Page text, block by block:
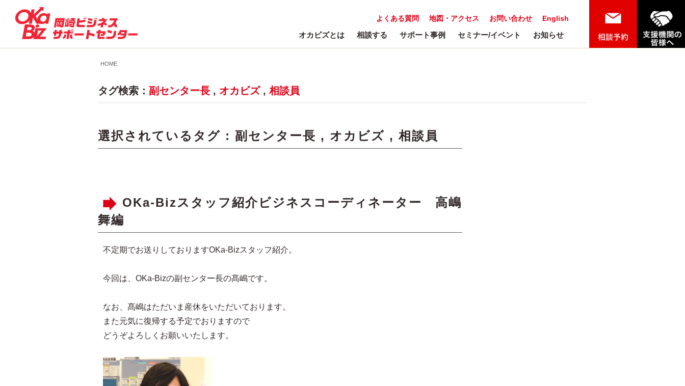
English
お問い合わせ
地図・アクセス
よくある質問
オカビズとは 相談する サポート事例 セミナー/イベント お知らせ
HOME
タグ検索： 副センター長 , オカビズ, 相談員
選択されているタグ : 副センター長 , オカビズ , 相談員
OKa-Bizスタッフ紹介ビジネスコーディネーター 高嶋
舞編
不定期でお送りしておりますOKa-Bizスタッフ紹介。
今回は、OKa-Bizの副センター長の髙嶋です。
なお、髙嶋はただいま産休をいただいております。
また元気に復帰する予定でおりますので
どうぞよろしくお願いいたします。